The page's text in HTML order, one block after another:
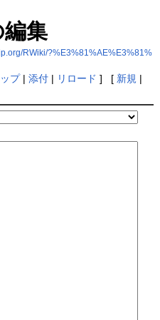
編集
RWiki/?%E3%81%AE%E3%81%
プ| 添付| リロード ] [ 新規 |